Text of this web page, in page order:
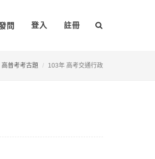
問 登入 註冊
高普考考古題 103年 高考交通行政